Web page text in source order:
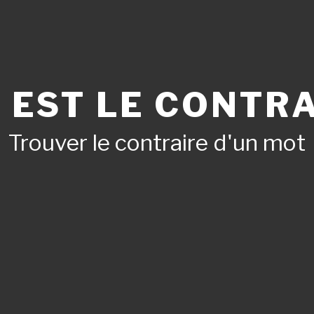
EST LE
Trouver le contraire d'un mot